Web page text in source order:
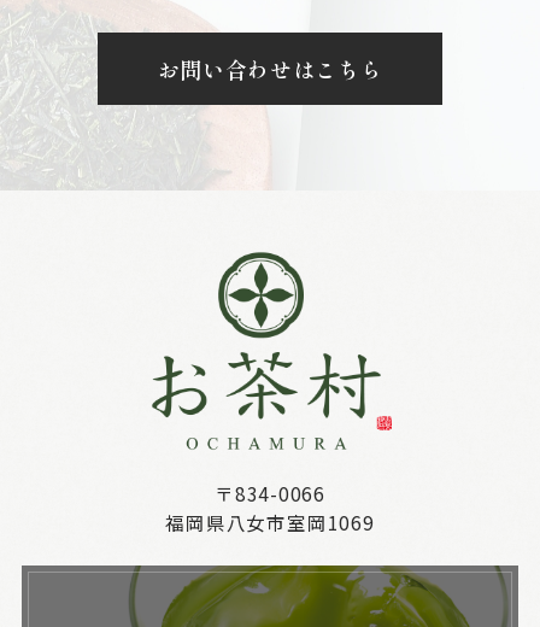
お問い合わせはこちら
〒834-0066
福岡県八女市室岡1069